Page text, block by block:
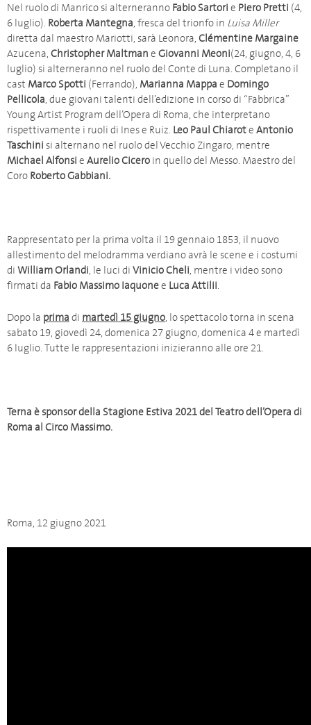
Nel ruolo di Manrico si alterneranno Fabio Sartori e Piero Pretti (4,
6 luglio). Roberta Mantegna, fresca del trionfo in Luisa Miller
diretta dal maestro Mariotti, sarà Leonora, Clémentine Margaine
Azucena, Christopher Maltman e Giovanni Meoni(24, giugno, 4, 6
luglio) si alterneranno nel ruolo del Conte di Luna. Completano il
cast Marco Spotti (Ferrando), Marianna Mappa e Domingo
Pellicola, due giovani talenti dell’edizione in corso di “Fabbrica”
Young Artist Program dell’Opera di Roma, che interpretano
rispettivamente i ruoli di Ines e Ruiz. Leo Paul Chiarote Antonio
Taschini si alternano nel ruolo del Vecchio Zingaro, mentre
Michael Alfonsi e AurelioCicero in quello del Messo. Maestro del
Coro Roberto Gabbiani.
Rappresentato per la prima volta il 19 gennaio 1853, il nuovo
allestimento del melodramma verdiano avrà le scene e i costumi
di William Orlandi, le luci di Vinicio Cheli, mentre i video sono
firmati da Fabio Massimo Iaquonee Luca Attilii.
Dopo la prima di martedì 15 giugno, lo spettacolo torna in scena
sabato 19, giovedì 24, domenica 27 giugno, domenica 4 e martedì
6 luglio. Tutte le rappresentazioni inizieranno alle ore 21.
Terna è sponsor della Stagione Estiva 2021 del Teatro dell’Opera di
Roma al Circo Massimo.
Roma, 12 giugno 2021